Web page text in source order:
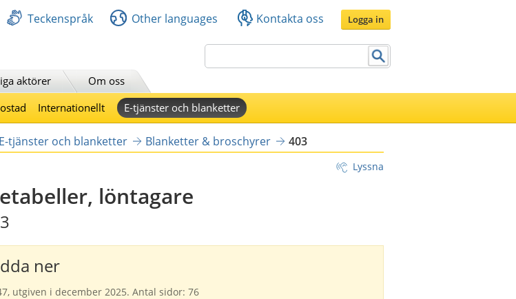
Teckenspråk Other languages Kontakta oss Logga in
aktörer
Om oss
Internationellt E-tjänster och blanketter
E-tjänster och blanketter Blanketter & broschyrer 403
Lyssna
löntagare
ner
utgiven i december 2025. Antal sidor: 76